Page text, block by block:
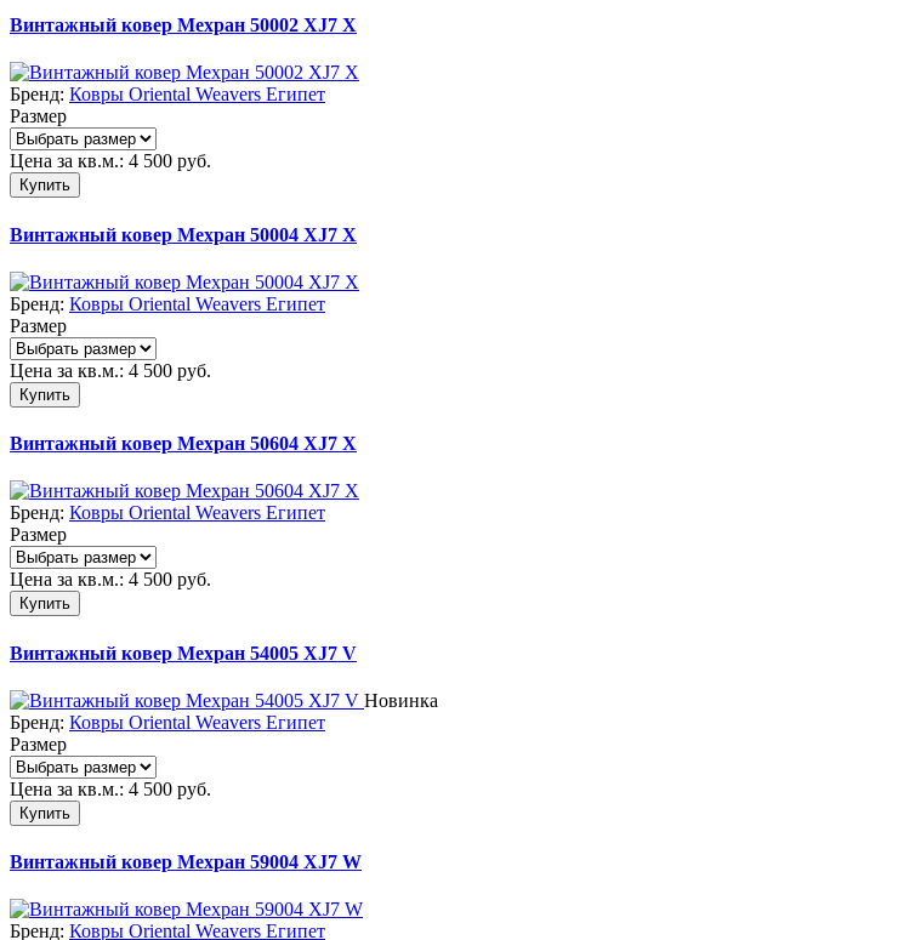
Винтажный ковер Мехран 50002 XJ7 X
Бренд: Ковры Oriental Weavers Египет
Размер
Цена за кв.м.: 4 500 руб.
Купить
Винтажный ковер Мехран 50004 XJ7 X
Бренд: Ковры Oriental Weavers Египет
Размер
Цена за кв.м.: 4 500 руб.
Купить
Винтажный ковер Мехран 50604 XJ7 X
Бренд: Ковры Oriental Weavers Египет
Размер
Цена за кв.м.: 4 500 руб.
Купить
Винтажный ковер Мехран 54005 XJ7 V
Новинка
Бренд: Ковры Oriental Weavers Египет
Размер
Цена за кв.м.: 4 500 руб.
Купить
Винтажный ковер Мехран 59004 XJ7 W
Бренд: Ковры Oriental Weavers Египет